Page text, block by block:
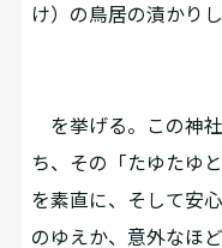
け）の鳥居の漬かり
を挙げる。この神
ち、その「たゆたゆ
を素直に、そして安
のゆえか、意外なほ